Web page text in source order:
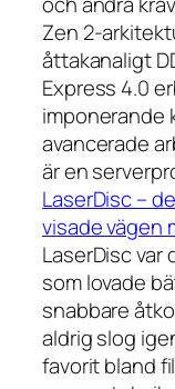
Zen 2-
åttakanaligt
Express 4.0
imponerande
avancerade
är en
LaserDisc –
visade vägen
LaserDisc var
som lovade
snabbare
aldrig slog
favorit bland